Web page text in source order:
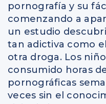
pornografía y su
comenzando a
un estudio
tan adictiva como
otra droga. Los
consumido horas
pornográficas
veces sin el